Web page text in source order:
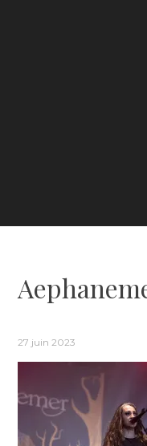
27 juin 2023